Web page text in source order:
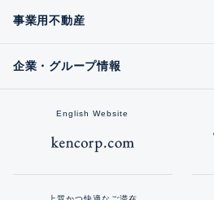
事業用不動産
企業・グループ情報
English Website